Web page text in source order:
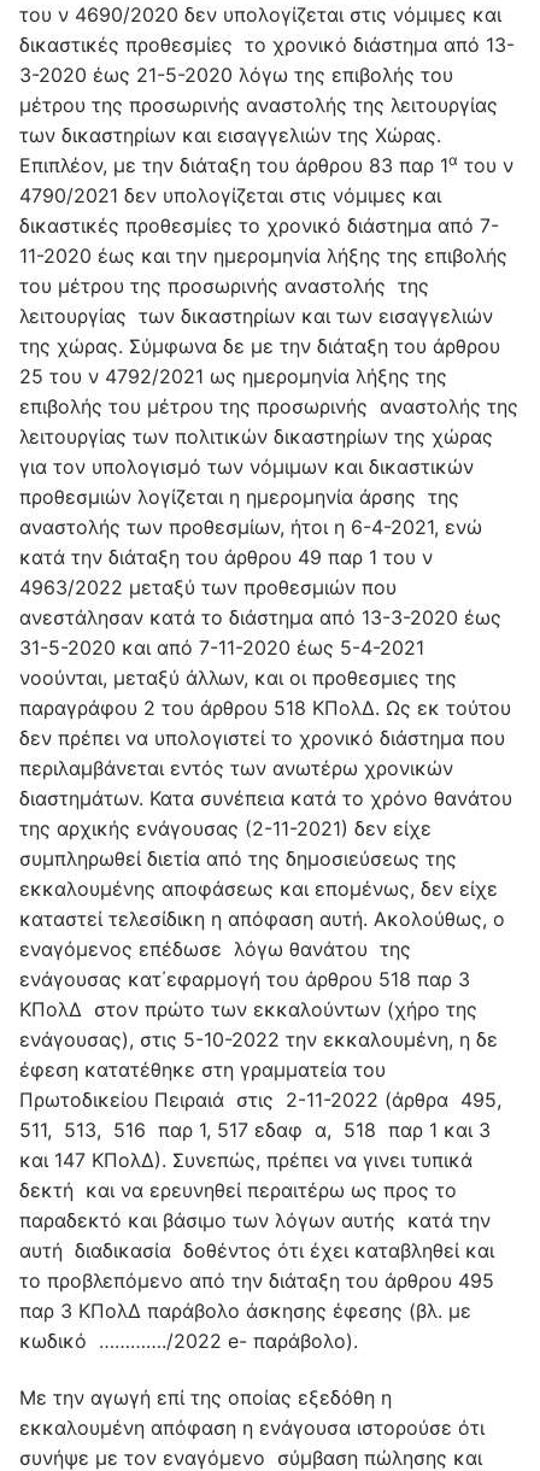
του ν 4690/2020 δεν υπολογίζεται στις νόμιμες και
δικαστικές προθεσμίες το χρονικό διάστημα από 13-
3-2020 έως 21-5-2020 λόγω της επιβολής του
μέτρου της προσωρινής αναστολής της λειτουργίας
των δικαστηρίων και εισαγγελιών της Χώρας.
Επιπλέον, με την διάταξη του άρθρου 83 παρ 1α του ν
4790/2021 δεν υπολογίζεται στις νόμιμες και
δικαστικές προθεσμίες το χρονικό διάστημα από 7-
11-2020 έως και την ημερομηνία λήξης της επιβολής
του μέτρου της προσωρινής αναστολής της
λειτουργίας των δικαστηρίων και των εισαγγελιών
της χώρας. Σύμφωνα δε με την διάταξη του άρθρου
25 του ν 4792/2021 ως ημερομηνία λήξης της
επιβολής του μέτρου της προσωρινής αναστολής της
λειτουργίας των πολιτικών δικαστηρίων της χώρας
για τον υπολογισμό των νόμιμων και δικαστικών
προθεσμιών λογίζεται η ημερομηνία άρσης της
αναστολής των προθεσμίων, ήτοι η 6-4-2021, ενώ
κατά την διάταξη του άρθρου 49 παρ 1 του ν
4963/2022 μεταξύ των προθεσμιών που
ανεστάλησαν κατά το διάστημα από 13-3-2020 έως
31-5-2020 και από 7-11-2020 έως 5-4-2021
νοούνται, μεταξύ άλλων, και οι προθεσμιες της
παραγράφου 2 του άρθρου 518 ΚΠολΔ. Ως εκ τούτου
δεν πρέπει να υπολογιστεί το χρονικό διάστημα που
περιλαμβάνεται εντός των ανωτέρω χρονικών
διαστημάτων. Κατα συνέπεια κατά το χρόνο θανάτου
της αρχικής ενάγουσας (2-11-2021) δεν είχε
συμπληρωθεί διετία από της δημοσιεύσεως της
εκκαλουμένης αποφάσεως και επομένως, δεν είχε
καταστεί τελεσίδικη η απόφαση αυτή. Ακολούθως, ο
εναγόμενος επέδωσε λόγω θανάτου της
ενάγουσας κατ΄εφαρμογή του άρθρου 518 παρ 3
ΚΠολΔ στον πρώτο των εκκαλούντων (χήρο της
ενάγουσας), στις 5-10-2022 την εκκαλουμένη, η δε
έφεση κατατέθηκε στη γραμματεία του
Πρωτοδικείου Πειραιά στις 2-11-2022 (άρθρα 495,
511, 513, 516 παρ 1, 517 εδαφ α, 518 παρ 1 και 3
και 147 ΚΠολΔ). Συνεπώς, πρέπει να γινει τυπικά
δεκτή και να ερευνηθεί περαιτέρω ως προς το
παραδεκτό και βάσιμο των λόγων αυτής κατά την
αυτή διαδικασία δοθέντος ότι έχει καταβληθεί και
το προβλεπόμενο από την διάταξη του άρθρου 495
παρ 3 ΚΠολΔ παράβολο άσκησης έφεσης (βλ. με
κωδικό …………./2022 e- παράβολο).
Με την αγωγή επί της οποίας εξεδόθη η
εκκαλουμένη απόφαση η ενάγουσα ιστορούσε ότι
συνήψε με τον εναγόμενο σύμβαση πώλησης και